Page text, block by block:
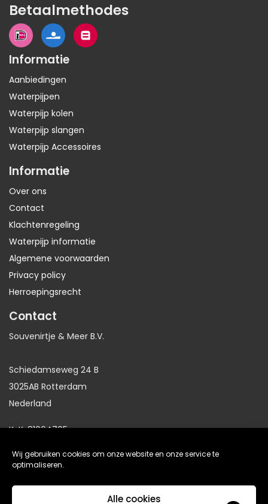
Wij gebruiken cookies om onze website en onze service te
optimaliseren.
Alle cookies
Betaalmethodes
Informatie
Aanbiedingen
Waterpijpen
Waterpijp kolen
Waterpijp slangen
Waterpijp Accessoires
Informatie
Over ons
Contact
Klachtenregeling
Waterpijp informatie
Algemene voorwaarden
Privacy policy
Herroepingsrecht
Contact
Souvenirtje & Meer B.V.
Schiedamseweg 24 B
3025AB Rotterdam
Nederland
KvK: 81064705